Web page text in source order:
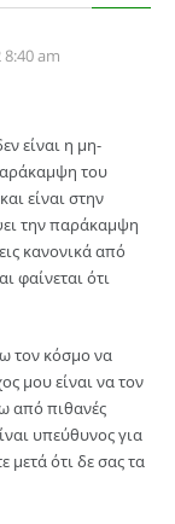
am
είναι η μη-
του
είναι στην
την παράκαμψη
κανονικά από
φαίνεται ότι
τον κόσμο να
μου είναι να τον
από πιθανές
υπεύθυνος για
μετά ότι δε σας τα